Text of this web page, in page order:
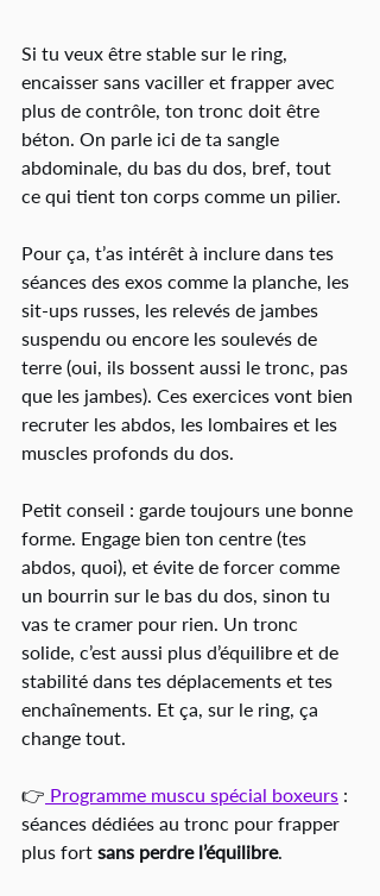
Si tu veux être stable sur le ring,
encaisser sans vaciller et frapper avec
plus de contrôle, ton tronc doit être
béton. On parle ici de ta sangle
abdominale, du bas du dos, bref, tout
ce qui tient ton corps comme un pilier.
Pour ça, t’as intérêt à inclure dans tes
séances des exos comme la planche, les
sit-ups russes, les relevés de jambes
suspendu ou encore les soulevés de
terre (oui, ils bossent aussi le tronc, pas
que les jambes). Ces exercices vont bien
recruter les abdos, les lombaires et les
muscles profonds du dos.
Petit conseil : garde toujours une bonne
forme. Engage bien ton centre (tes
abdos, quoi), et évite de forcer comme
un bourrin sur le bas du dos, sinon tu
vas te cramer pour rien. Un tronc
solide, c’est aussi plus d’équilibre et de
stabilité dans tes déplacements et tes
enchaînements. Et ça, sur le ring, ça
change tout.
👉 Programme muscu spécial boxeurs :
séances dédiées au tronc pour frapper
plus fort sans perdre l’équilibre.